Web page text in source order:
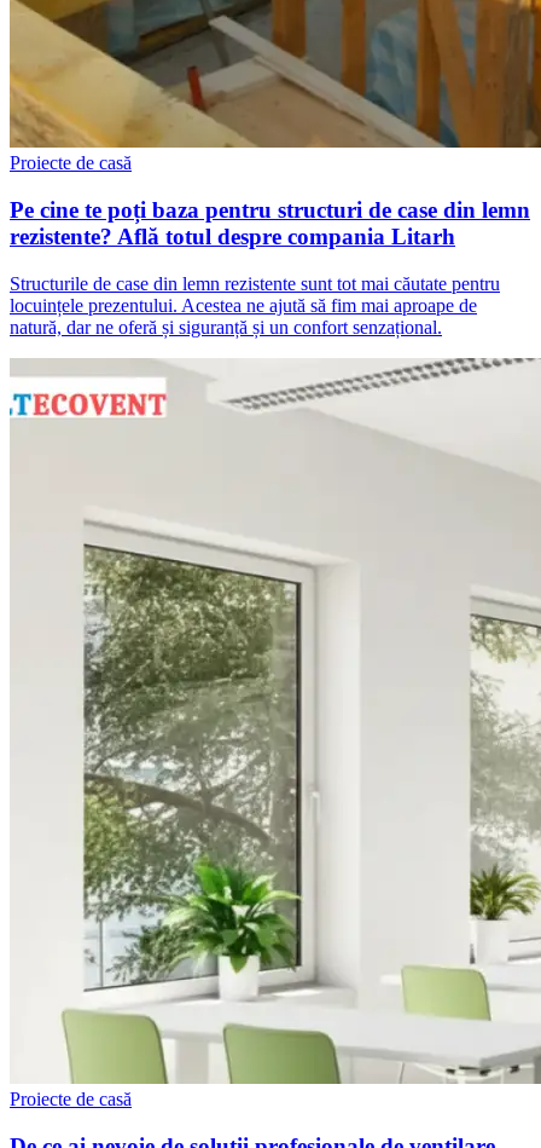
Proiecte de casă
Pe cine te poți baza pentru structuri de case din lemn
rezistente? Află totul despre compania Litarh
Structurile de case din lemn rezistente sunt tot mai căutate pentru
locuințele prezentului. Acestea ne ajută să fim mai aproape de
natură, dar ne oferă și siguranță și un confort senzațional.
Proiecte de casă